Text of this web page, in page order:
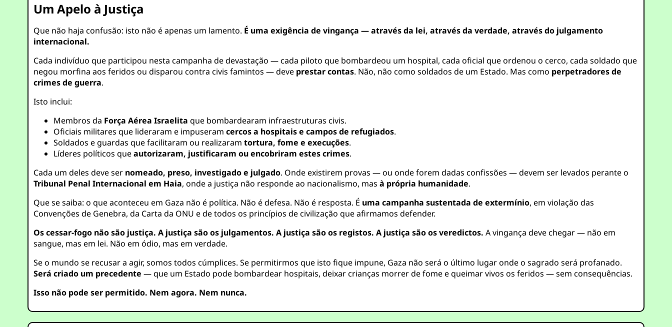
Um Apelo à Justiça
Que não haja confusão: isto não é apenas um lamento. É uma exigência de vingança — através da lei, através da verdade, através do julgamento
internacional.
Cada indivíduo que participou nesta campanha de devastação — cada piloto que bombardeou um hospital, cada oficial que ordenou o cerco, cada soldado que
negou morfina aos feridos ou disparou contra civis famintos — deve prestar contas. Não, não como soldados de um Estado. Mas como perpetradores de
crimes de guerra.
Isto inclui:
Membros da Força Aérea Israelita que bombardearam infraestruturas civis.
Oficiais militares que lideraram e impuseramcercos a hospitais e campos de refugiados.
Soldados e guardas que facilitaram ou realizaramtortura, fome e execuções.
Líderes políticos queautorizaram, justificaram ou encobriram estes crimes.
Cada um deles deve ser nomeado, preso, investigado e julgado. Onde existirem provas — ou onde forem dadas confissões — devem ser levados perante o
Tribunal Penal Internacional em Haia, onde a justiça não responde ao nacionalismo, masà própria humanidade.
Que se saiba: o que aconteceu em Gaza não é política. Não é defesa. Não é resposta. É uma campanha sustentada de extermínio, em violação das
Convenções de Genebra, da Carta da ONU e de todos os princípios de civilização que afirmamos defender.
Os cessar-fogo não são justiça. A justiça são os julgamentos. A justiça são os registos. A justiça são os veredictos. A vingança deve chegar — não em
sangue, mas em lei. Não em ódio, mas em verdade.
Se o mundo se recusar a agir, somos todos cúmplices. Se permitirmos que isto fique impune, Gaza não será o último lugar onde o sagrado será profanado.
Será criado um precedente — que um Estado pode bombardear hospitais, deixar crianças morrer de fome e queimar vivos os feridos — sem consequências.
Isso não pode ser permitido. Nem agora. Nem nunca.